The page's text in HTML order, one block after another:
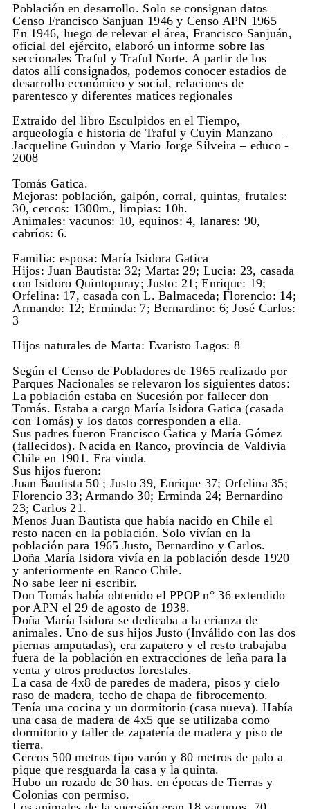
Población en desarrollo. Solo se consignan datos
Censo Francisco Sanjuan 1946 y Censo APN 1965
En 1946, luego de relevar el área, Francisco Sanjuán,
oficial del ejército, elaboró un informe sobre las
seccionales Traful y Traful Norte. A partir de los
datos allí consignados, podemos conocer estadios de
desarrollo económico y social, relaciones de
parentesco y diferentes matices regionales
Extraído del libro Esculpidos en el Tiempo,
arqueología e historia de Traful y Cuyin Manzano –
Jacqueline Guindon y Mario Jorge Silveira – educo -
2008
Tomás Gatica.
Mejoras: población, galpón, corral, quintas, frutales:
30, cercos: 1300m., limpias: 10h.
Animales: vacunos: 10, equinos: 4, lanares: 90,
cabríos: 6.
Familia: esposa: María Isidora Gatica
Hijos: Juan Bautista: 32; Marta: 29; Lucia: 23, casada
con Isidoro Quintopuray; Justo: 21; Enrique: 19;
Orfelina: 17, casada con L. Balmaceda; Florencio: 14;
Armando: 12; Erminda: 7; Bernardino: 6; José Carlos:
3
Hijos naturales de Marta: Evaristo Lagos: 8
Según el Censo de Pobladores de 1965 realizado por
Parques Nacionales se relevaron los siguientes datos:
La población estaba en Sucesión por fallecer don
Tomás. Estaba a cargo María Isidora Gatica (casada
con Tomás) y los datos corresponden a ella.
Sus padres fueron Francisco Gatica y María Gómez
(fallecidos). Nacida en Ranco, provincia de Valdivia
Chile en 1901. Era viuda.
Sus hijos fueron:
Juan Bautista 50 ; Justo 39, Enrique 37; Orfelina 35;
Florencio 33; Armando 30; Erminda 24; Bernardino
23; Carlos 21.
Menos Juan Bautista que había nacido en Chile el
resto nacen en la población. Solo vivían en la
población para 1965 Justo, Bernardino y Carlos.
Doña María Isidora vivía en la población desde 1920
y anteriormente en Ranco Chile.
No sabe leer ni escribir.
Don Tomás había obtenido el PPOP n° 36 extendido
por APN el 29 de agosto de 1938.
Doña María Isidora se dedicaba a la crianza de
animales. Uno de sus hijos Justo (Inválido con las dos
piernas amputadas), era zapatero y el resto trabajaba
fuera de la población en extracciones de leña para la
venta y otros productos forestales.
La casa de 4x8 de paredes de madera, pisos y cielo
raso de madera, techo de chapa de fibrocemento.
Tenía una cocina y un dormitorio (casa nueva). Había
una casa de madera de 4x5 que se utilizaba como
dormitorio y taller de zapatería de madera y piso de
tierra.
Cercos 500 metros tipo varón y 80 metros de palo a
pique que resguarda la casa y la quinta.
Hubo un rozado de 30 has. en épocas de Tierras y
Colonias con permiso.